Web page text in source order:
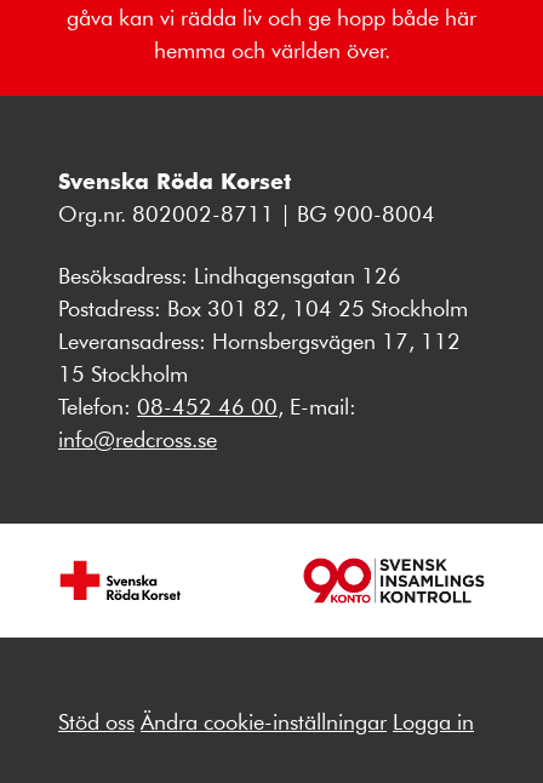
gåva kan vi rädda liv och ge hopp både här
hemma och världen över.
Svenska Röda Korset
Org.nr. 802002-8711 | BG 900-8004
Besöksadress: Lindhagensgatan 126
Postadress: Box 301 82, 104 25 Stockholm
Leveransadress: Hornsbergsvägen 17, 112
15 Stockholm
Telefon: 08-452 46 00, E-mail:
info@redcross.se
Stöd oss Ändra cookie-inställningar Logga in